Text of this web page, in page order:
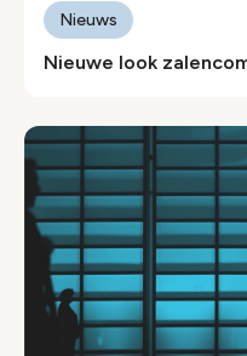
Nieuwe look
Nieuws